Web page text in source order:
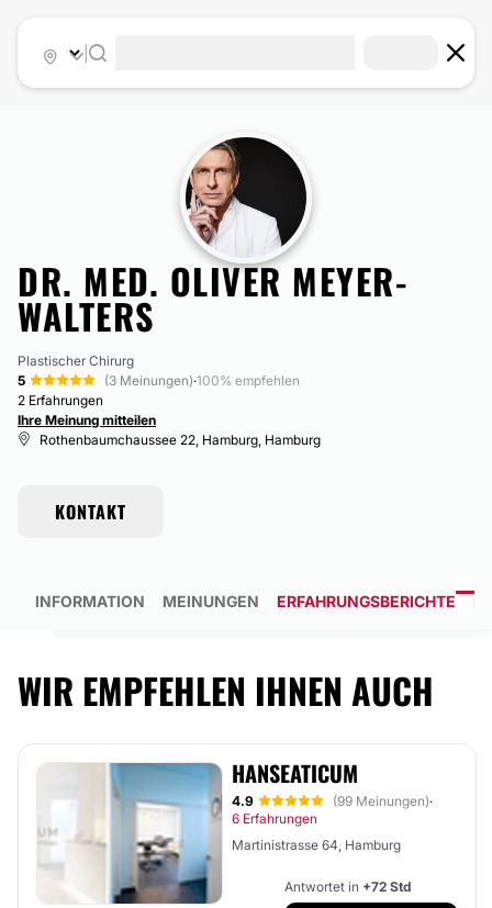
DR. MED. OLIVER MEYER-
WALTERS
Plastischer Chirurg
5
(3 Meinungen)·100% empfehlen
2 Erfahrungen
Ihre Meinung mitteilen
Rothenbaumchaussee 22, Hamburg, Hamburg
KONTAKT
INFORMATION MEINUNGEN ERFAHRUNGSBERICHTE
WIR EMPFEHLEN IHNEN AUCH
HANSEATICUM
4.9 (99 Meinungen)·
6 Erfahrungen
Martinistrasse 64, Hamburg
Antwortet in +72 Std